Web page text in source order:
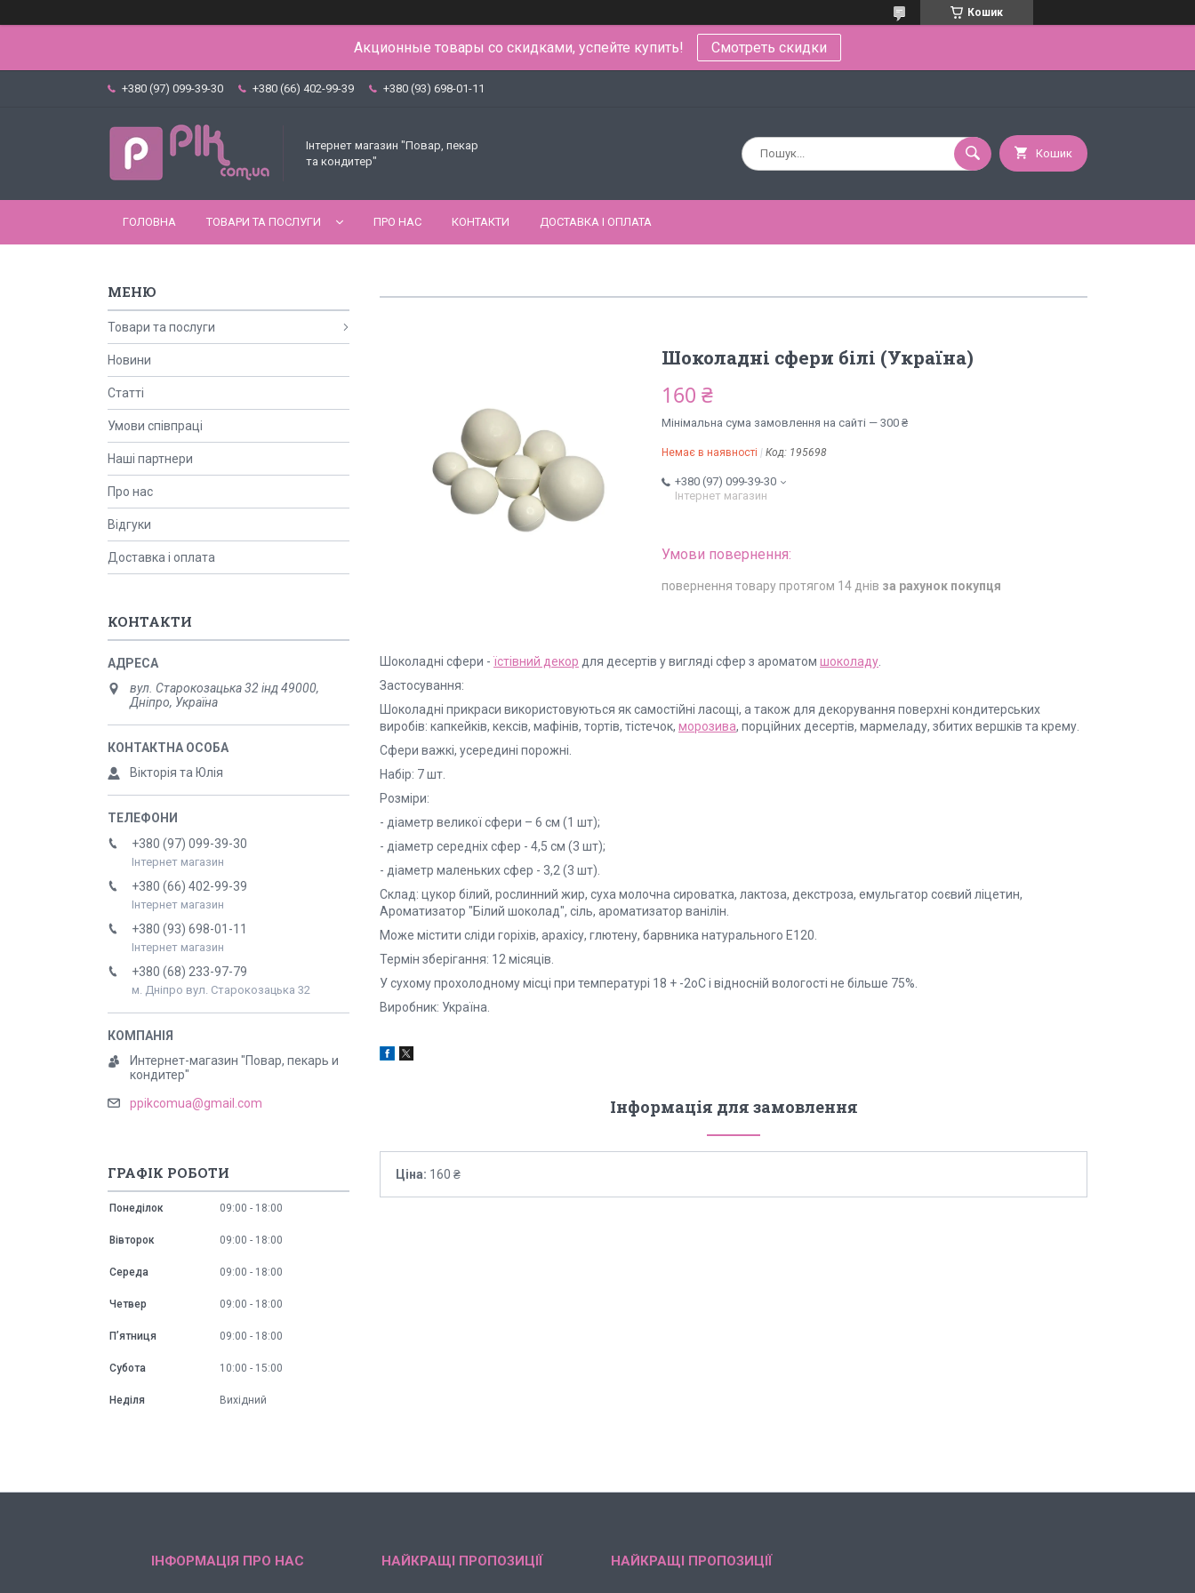
Кошик
Акционные товары со скидками, успейте купить! Смотреть скидки
+380 (97) 099-39-30 +380 (66) 402-99-39 +380 (93) 698-01-11
Інтернет магазин "Повар, пекар
та кондитер"
Кошик
ГОЛОВНА ТОВАРИ ТА ПОСЛУГИ ПРО НАС КОНТАКТИ ДОСТАВКА І ОПЛАТА
Шоколадні сфери білі (Україна)
160 ₴
Мінімальна сума замовлення на сайті — 300 ₴
Немає в наявності Код: 195698
+380 (97) 099-39-30
Інтернет магазин
повернення товару протягом 14 днів за рахунок покупця
Шоколадні сфери - їстівний декор для десертів у вигляді сфер з ароматом шоколаду
Застосування:
Шоколадні прикраси використовуються як самостійні ласощі, а також для декорування поверхні кондитерських
виробів: капкейків, кексів, мафінів, тортів, тістечок, морозива, порційних десертів, мармеладу, збитих вершків та крему.
Сфери важкі, усередині порожні.
Набір: 7 шт.
Розміри:
- діаметр великої сфери – 6 см (1 шт);
- діаметр середніх сфер - 4,5 см (3 шт);
- діаметр маленьких сфер - 3,2 (3 шт).
Склад: цукор білий, рослинний жир, суха молочна сироватка, лактоза, декстроза, емульгатор соєвий ліцетин,
Ароматизатор "Білий шоколад", сіль, ароматизатор ванілін.
Може містити сліди горіхів, арахісу, глютену, барвника натурального Е120.
Термін зберігання: 12 місяців.
У сухому прохолодному місці при температурі 18 + -2оС і відносній вологості не більше 75%.
Виробник: Україна.
Інформація для замовлення
Ціна: 160 ₴
Товари та послуги
Новини
Статті
Умови співпраці
Наші партнери
Про нас
Відгуки
Доставка і оплата
КОНТАКТИ
вул. Старокозацька 32 інд 49000,
Дніпро, Україна
Вікторія та Юлія
+380 (97) 099-39-30
Інтернет магазин
+380 (66) 402-99-39
Інтернет магазин
+380 (93) 698-01-11
Інтернет магазин
+380 (68) 233-97-79
м. Дніпро вул. Старокозацька 32
Интернет-магазин "Повар, пекарь и
кондитер"
ppikcomua@gmail.com
ГРАФІК РОБОТИ
Понеділок 09:00 18:00
Вівторок 09:00 18:00
Середа 09:00 18:00
Четвер 09:00 18:00
Пʼятниця 09:00 18:00
Субота 10:00 15:00
Неділя Вихідний
ІНФОРМАЦІЯ ПРО НАС НАЙКРАЩІ ПРОПОЗИЦІЇ НАЙКРАЩІ ПРОПОЗИЦІЇ